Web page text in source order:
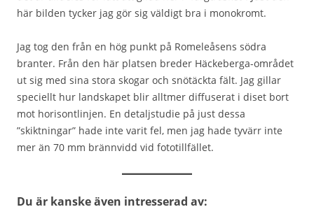
här bilden tycker jag gör sig väldigt bra i monokromt.
Jag tog den från en hög punkt på Romeleåsens södra
branter. Från den här platsen breder Häckeberga-området
ut sig med sina stora skogar och snötäckta fält. Jag gillar
speciellt hur landskapet blir alltmer diffuserat i diset bort
mot horisontlinjen. En detaljstudie på just dessa
”skiktningar” hade inte varit fel, men jag hade tyvärr inte
mer än 70 mm brännvidd vid fototillfället.
Du är kanske även intresserad av: